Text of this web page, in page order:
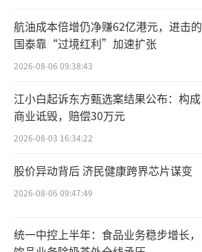
航油成本倍增仍净赚62亿港元，进击的
国泰靠“过境红利”加速扩张
2026-08-06 09:38:43
江小白起诉东方甄选案结果公布：构成
商业诋毁，赔偿30万元
2026-08-03 16:34:22
股价异动背后 济民健康跨界芯片谋变
2026-08-06 09:47:49
统一中控上半年：食品业务稳步增长，